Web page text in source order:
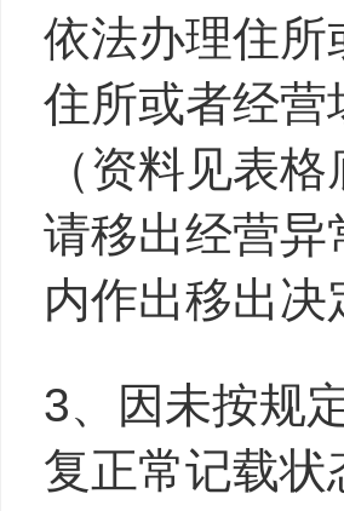
依法办理住所
住所或者经营
（资料见表
请移出经营异
内作出移出
3、因未按规
复正常记载